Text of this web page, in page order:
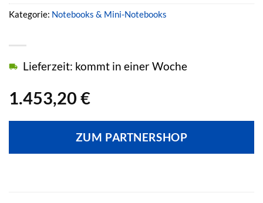
1.453,20 €
Lieferzeit: kommt in einer Woche
ZUM PARTNERSHOP
Kategorie: Notebooks & Mini-Notebooks